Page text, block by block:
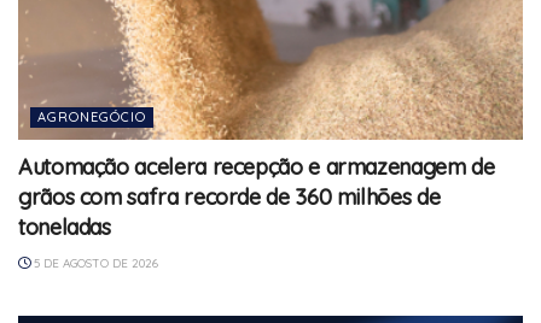
AGRONEGÓCIO
Automação acelera recepção e armazenagem de
grãos com safra recorde de 360 milhões de
toneladas
5 DE AGOSTO DE 2026